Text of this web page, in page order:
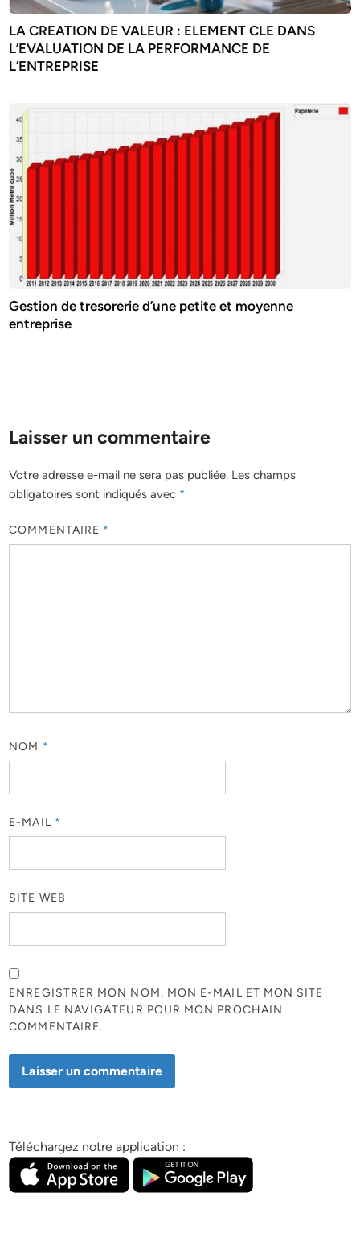
LA CREATION DE VALEUR : ELEMENT CLE DANS
L’EVALUATION DE LA PERFORMANCE DE
L’ENTREPRISE
Gestion de tresorerie d’une petite et moyenne
entreprise
Laisser un commentaire
Votre adresse e-mail ne sera pas publiée. Les champs
obligatoires sont indiqués avec *
COMMENTAIRE *
NOM *
E-MAIL *
SITE WEB
ENREGISTRER MON NOM, MON E-MAIL ET MON SITE
DANS LE NAVIGATEUR POUR MON PROCHAIN
COMMENTAIRE.
Téléchargez notre application :